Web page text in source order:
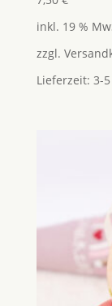
inkl. 19 %
zzgl.
Lieferzeit: 3-